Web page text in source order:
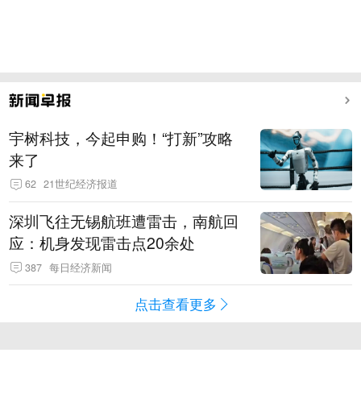
宇树科技，今起申购！“打新”攻略
来了
62 21世纪经济报道
深圳飞往无锡航班遭雷击，南航回
应：机身发现雷击点20余处
387 每日经济新闻
点击查看更多